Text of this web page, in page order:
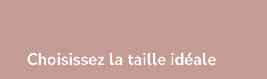
Choisissez la taille idéale